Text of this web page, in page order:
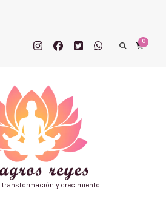
0
transformación y crecimiento